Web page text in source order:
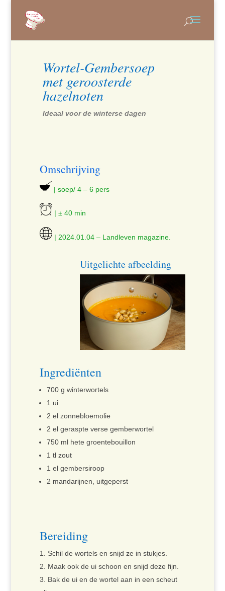
Wortel-Gembersoep
met geroosterde
hazelnoten
Ideaal voor de winterse dagen
Omschrijving
| soep/ 4 – 6 pers
| ± 40 min
| 2024.01.04 – Landleven magazine.
Uitgelichte afbeelding
Ingrediënten
700 g winterwortels
1 ui
2 el zonnebloemolie
2 el geraspte verse gemberwortel
750 ml hete groentebouillon
1 tl zout
1 el gembersiroop
2 mandarijnen, uitgeperst
Bereiding
Schil de wortels en snijd ze in stukjes.
Maak ook de ui schoon en snijd deze fijn.
Bak de ui en de wortel aan in een scheut